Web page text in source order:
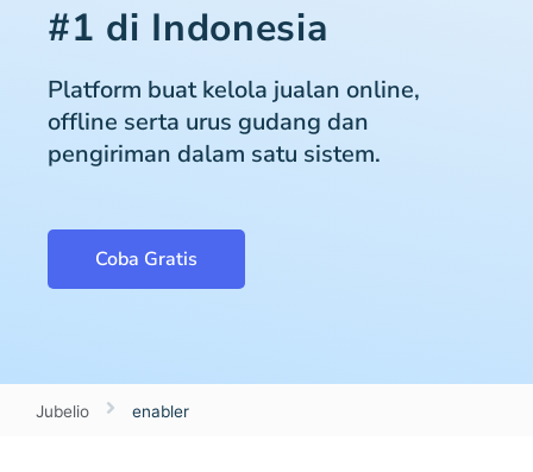
#1 di Indonesia
Platform buat kelola jualan online,
offline serta urus gudang dan
pengiriman dalam satu sistem.
Coba Gratis
Jubelio enabler